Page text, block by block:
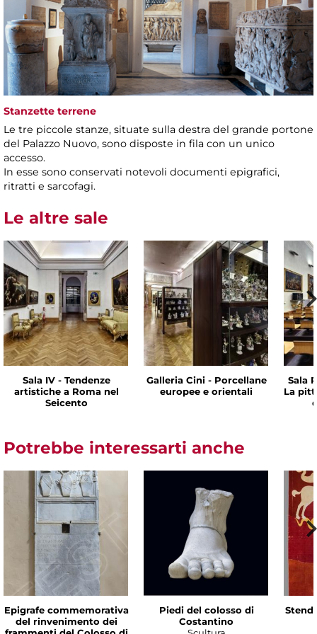
Stanzette terrene
Le tre piccole stanze, situate sulla destra del grande portone
del Palazzo Nuovo, sono disposte in fila con un unico
accesso.
In esse sono conservati notevoli documenti epigrafici,
ritratti e sarcofagi.
Le altre sale
Sala IV - Tendenze
artistiche a Roma nel
Seicento
Galleria Cini - Porcellane
europee e orientali
Sala
La
Potrebbe interessarti anche
Epigrafe commemorativa
del rinvenimento dei
Piedi del colosso di
Costantino